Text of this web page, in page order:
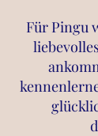
Für Pingu